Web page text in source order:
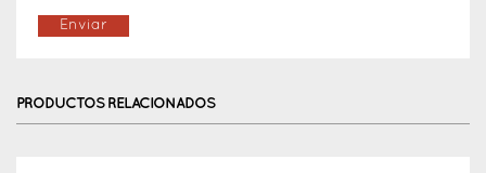
PRODUCTOS RELACIONADOS